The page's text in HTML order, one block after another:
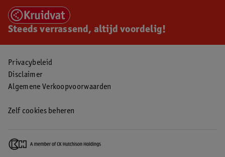
Steeds verrassend, altijd voordelig!
Privacybeleid
Disclaimer
Algemene Verkoopvoorwaarden
Zelf cookies beheren